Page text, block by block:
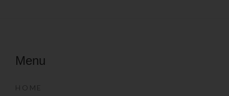
Menu
HOME